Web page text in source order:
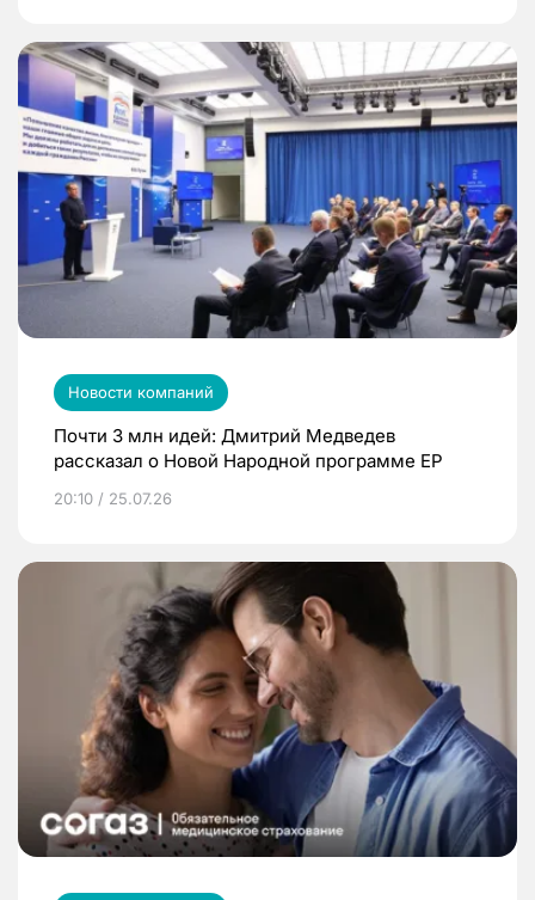
Новости компаний
Почти 3 млн идей: Дмитрий Медведев
рассказал о Новой Народной программе ЕР
20:10 / 25.07.26